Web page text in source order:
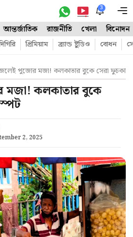
3
আন্তর্জাতিক রাজনীতি খেলা বিনোদন
প্রিমিয়াম ব্র্যান্ড ষ্টুডিও বোধন
পুজোর মজা! কলকাতার বুকে সেরা ফুচকার
কলকাতার বুকে
2, 2025